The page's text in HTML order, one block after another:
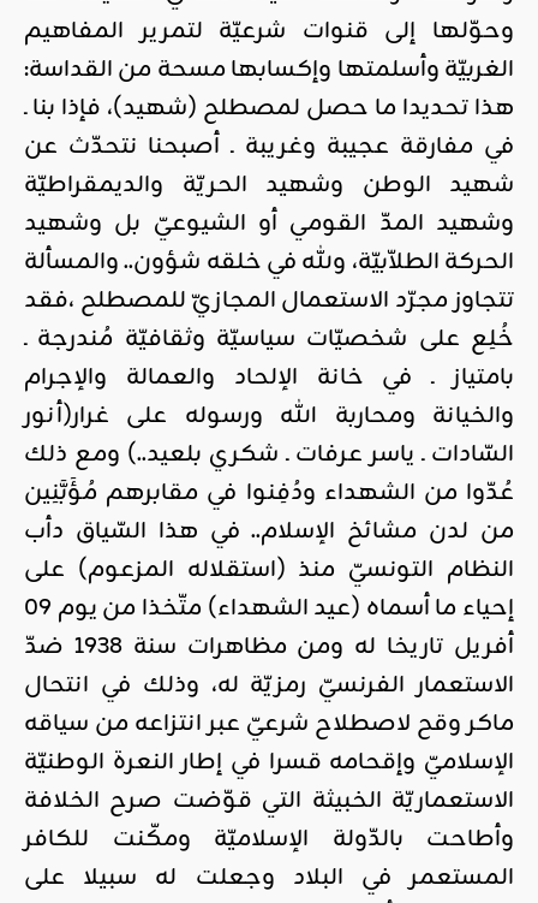
وحوّلها إلى قنوات شرعيّة لتمرير المفاهيم
الغربيّة وأسلمتها وإكسابها مسحة من القداسة:
هذا تحديدا ما حصل لمصطلح (شهيد)، فإذا بنا ـ
في مفارقة عجيبة وغريبة ـ أصبحنا نتحدّث عن
شهيد الوطن وشهيد الحريّة والديمقراطيّة
وشهيد المدّ القومي أو الشيوعيّ بل وشهيد
الحركة الطلاّبيّة، ولله في خلقه شؤون.. والمسألة
تتجاوز مجرّد الاستعمال المجازيّ للمصطلح ،فقد
خُلِع على شخصيّات سياسيّة وثقافيّة مُندرجة ـ
بامتياز ـ في خانة الإلحاد والعمالة والإجرام
والخيانة ومحاربة الله ورسوله على غرار(أنور
السّادات ـ ياسر عرفات ـ شكري بلعيد..) ومع ذلك
عُدّوا من الشهداء ودُفِنوا في مقابرهم مُؤَبَّنِين
من لدن مشائخ الإسلام.. في هذا السّياق دأب
النظام التونسيّ منذ (استقلاله المزعوم) على
إحياء ما أسماه (عيد الشهداء) متّخذا من يوم 09
أفريل تاريخا له ومن مظاهرات سنة 1938 ضدّ
الاستعمار الفرنسيّ رمزيّة له، وذلك في انتحال
ماكر وقح لاصطلاح شرعيّ عبر انتزاعه من سياقه
الإسلاميّ وإقحامه قسرا في إطار النعرة الوطنيّة
الاستعماريّة الخبيثة التي قوّضت صرح الخلافة
وأطاحت بالدّولة الإسلاميّة ومكّنت للكافر
المستعمر في البلاد وجعلت له سبيلا على